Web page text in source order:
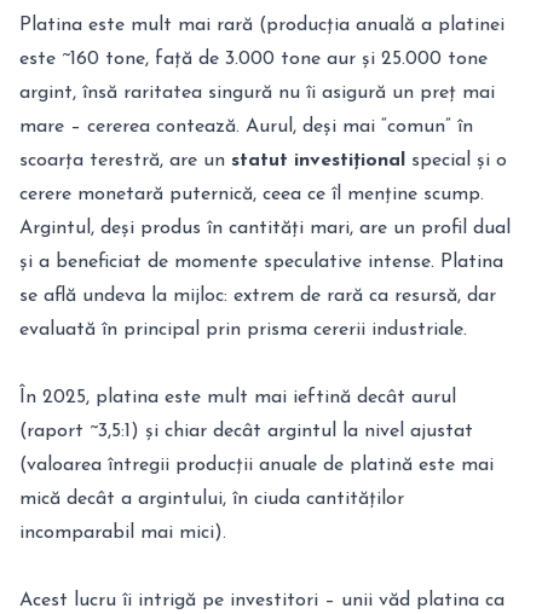
Platina este mult mai rară (producția anuală a platinei
este ~160 tone, față de 3.000 tone aur și 25.000 tone
argint, însă raritatea singură nu îi asigură un preț mai
mare – cererea contează. Aurul, deși mai “comun” în
scoarța terestră, are un statut investițional
special și o
cerere monetară puternică, ceea ce îl menține scump.
Argintul, deși produs în cantități mari, are un profil dual
și a beneficiat de momente speculative intense. Platina
se află undeva la mijloc: extrem de rară ca resursă, dar
evaluată în principal prin prisma cererii industriale.
În 2025, platina este mult mai ieftină decât aurul
(raport ~3,5:1) și chiar decât argintul la nivel ajustat
(valoarea întregii producții anuale de platină este mai
mică decât a argintului, în ciuda cantităților
incomparabil mai mici).
Acest lucru îi intrigă pe investitori – unii văd platina ca